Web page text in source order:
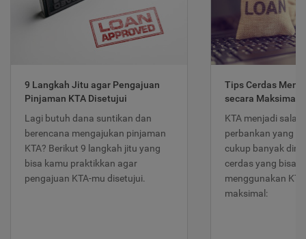
9 Langkah Jitu agar Pengajuan
Pinjaman KTA Disetujui
Lagi butuh dana suntikan dan
berencana mengajukan pinjaman
KTA? Berikut 9 langkah jitu yang
bisa kamu praktikkan agar
pengajuan KTA-mu disetujui.
Tips Cerdas
secara Maksimal
KTA menjadi
perbankan yang
cukup banyak
cerdas yang bisa
menggunakan
maksimal: